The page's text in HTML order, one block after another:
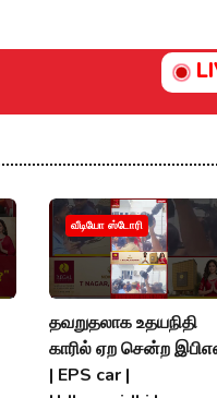
வீடியோ ஸ்டோரி
தவறுதலாக உதயநிதி
காரில் ஏற சென்ற
| EPS car |